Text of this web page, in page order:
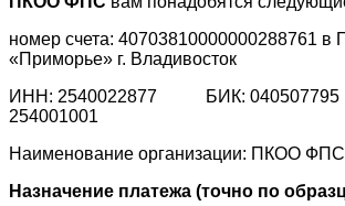
номер счета: 40703810000000288761
«Приморье» г. Владивосток
ИНН: 2540022877 БИК:
254001001
Наименование организации: ПКОО ФПС
Назначение платежа (точно по